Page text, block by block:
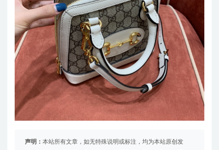
声明： 本站所有文章，如无特殊说明或标注，均为本站原创发